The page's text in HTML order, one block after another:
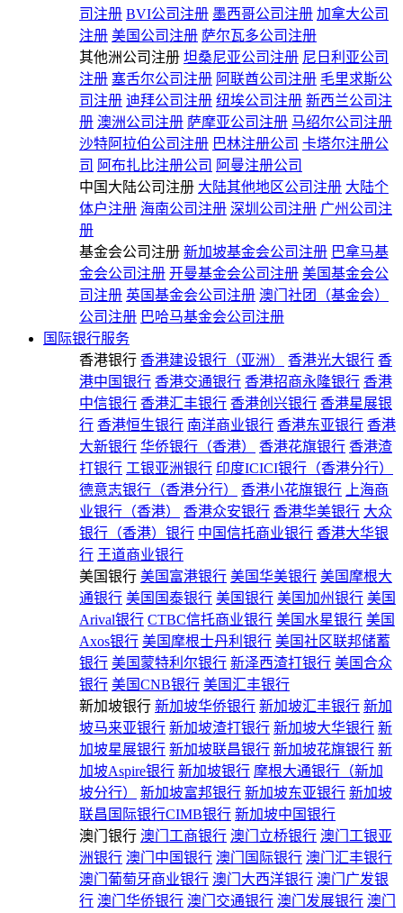
司注册 BVI公司注册 墨西哥公司注册 加拿大公司
注册 美国公司注册 萨尔瓦多公司注册
其他洲公司注册 坦桑尼亚公司注册 尼日利亚公司
注册 塞舌尔公司注册 阿联酋公司注册 毛里求斯公
司注册 迪拜公司注册 纽埃公司注册 新西兰公司注
册 澳洲公司注册 萨摩亚公司注册 马绍尔公司注册
沙特阿拉伯公司注册 巴林注册公司 卡塔尔注册公
司 阿布扎比注册公司 阿曼注册公司
中国大陆公司注册 大陆其他地区公司注册 大陆个
体户注册 海南公司注册 深圳公司注册 广州公司注
册
基金会公司注册 新加坡基金会公司注册 巴拿马基
金会公司注册 开曼基金会公司注册 美国基金会公
司注册 英国基金会公司注册 澳门社团（基金会）
公司注册 巴哈马基金会公司注册
国际银行服务
香港银行 香港建设银行（亚洲） 香港光大银行 香
港中国银行 香港交通银行 香港招商永隆银行 香港
中信银行 香港汇丰银行 香港创兴银行 香港星展银
行 香港恒生银行 南洋商业银行 香港东亚银行 香港
大新银行 华侨银行（香港） 香港花旗银行 香港渣
打银行 工银亚洲银行 印度ICICI银行（香港分行）
德意志银行（香港分行）
香港小花旗银行
上海商
业银行（香港）
香港众安银行 香港华美银行 大众
银行（香港）银行 中国信托商业银行 香港大华银
行 王道商业银行
美国银行 美国富港银行 美国华美银行 美国摩根大
通银行 美国国泰银行 美国银行 美国加州银行 美国
Arival银行 CTBC信托商业银行 美国水星银行 美国
Axos银行 美国摩根士丹利银行 美国社区联邦储蓄
银行 美国蒙特利尔银行 新泽西渣打银行 美国合众
银行 美国CNB银行 美国汇丰银行
新加坡银行 新加坡华侨银行 新加坡汇丰银行 新加
坡马来亚银行 新加坡渣打银行 新加坡大华银行 新
加坡星展银行 新加坡联昌银行 新加坡花旗银行 新
加坡Aspire银行 新加坡银行 摩根大通银行（新加
坡分行）
新加坡富邦银行 新加坡东亚银行 新加坡
联昌国际银行CIMB银行 新加坡中国银行
澳门银行 澳门工商银行 澳门立桥银行 澳门工银亚
洲银行 澳门中国银行 澳门国际银行 澳门汇丰银行
澳门葡萄牙商业银行 澳门大西洋银行 澳门广发银
行 澳门华侨银行 澳门交通银行 澳门发展银行 澳门